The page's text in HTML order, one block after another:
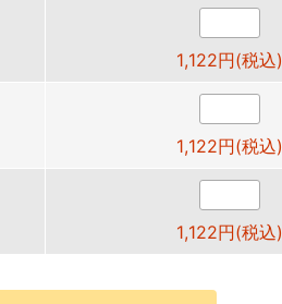
1,122円(税込)
1,122円(税込)
1,122円(税込)